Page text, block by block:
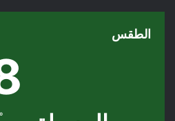
الطقس
41º - 34º